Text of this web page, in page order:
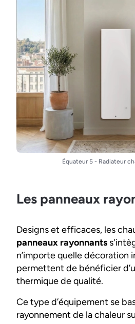
Équateur 5 - Radiateur
Les panneaux
Designs et efficaces, les
panneaux rayonnants
n’importe quelle décoration
permettent de bénéficier
thermique de qualité.
Ce type d’équipement se
rayonnement de la chaleur